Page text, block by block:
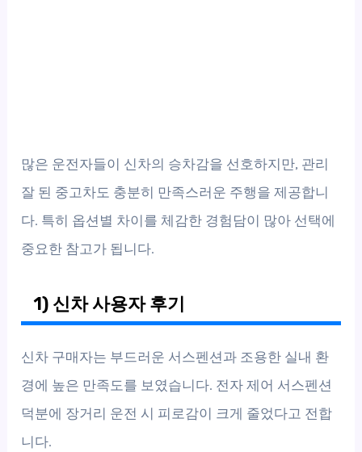
많은 운전자들이 신차의 승차감을 선호하지만, 관리
잘 된 중고차도 충분히 만족스러운 주행을 제공합니
다. 특히 옵션별 차이를 체감한 경험담이 많아 선택에
중요한 참고가 됩니다.
1) 신차 사용자 후기
신차 구매자는 부드러운 서스펜션과 조용한 실내 환
경에 높은 만족도를 보였습니다. 전자 제어 서스펜션
덕분에 장거리 운전 시 피로감이 크게 줄었다고 전합
니다.